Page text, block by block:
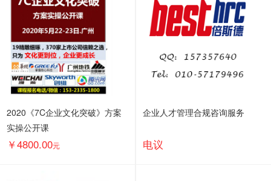
2020《7C企业文化突破》方案
实操公开课
￥4800.00元
企业人才管理合规咨询服务
电议